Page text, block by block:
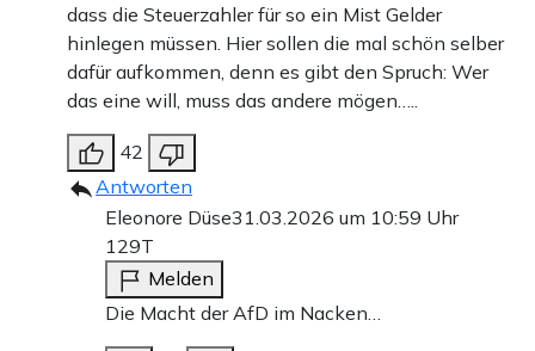
dass die Steuerzahler für so ein Mist Gelder
hinlegen müssen. Hier sollen die mal schön selber
dafür aufkommen, denn es gibt den Spruch: Wer
das eine will, muss das andere mögen…..
42
Antworten
Eleonore Düse31.03.2026 um 10:59 Uhr
129T
Melden
Die Macht der AfD im Nacken…